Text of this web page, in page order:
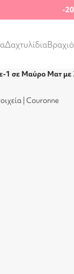
-
Δαχτυλίδια
1 σε Μαύρο Ματ με